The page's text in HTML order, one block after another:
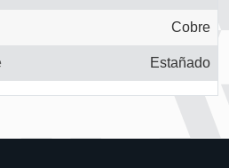
Cobre
Estañado